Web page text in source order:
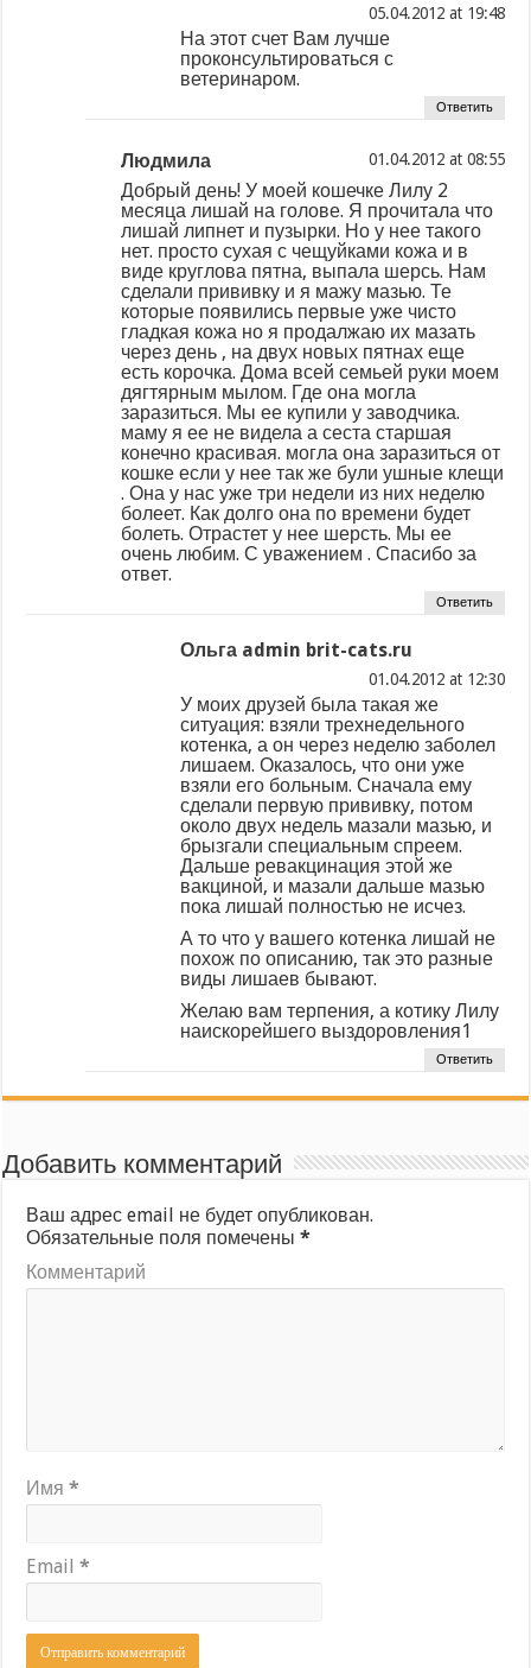
at
На этот счет Вам лучше
проконсультироваться с
ветеринаром.
Ответить
Людмила at
Добрый день! У моей кошечке Лилу 2
месяца лишай на голове. Я прочитала что
лишай липнет и пузырки. Но у нее такого
нет. просто сухая с чещуйками кожа и в
виде круглова пятна, выпала шерсь. Нам
сделали прививку и я мажу мазью. Те
которые появились первые уже чисто
гладкая кожа но я продалжаю их мазать
через день , на двух новых пятнах еще
есть корочка. Дома всей семьей руки моем
дягтярным мылом. Где она могла
заразиться. Мы ее купили у заводчика.
маму я ее не видела а сеста старшая
конечно красивая. могла она заразиться от
кошке если у нее так же були ушные клещи
. Она у нас уже три недели из них неделю
болеет. Как долго она по времени будет
болеть. Отрастет у нее шерсть. Мы ее
очень любим. С уважением . Спасибо за
ответ.
Ответить
Ольга admin brit-cats.ru
at
У моих друзей была такая же
ситуация: взяли трехнедельного
котенка, а он через неделю заболел
лишаем. Оказалось, что они уже
взяли его больным. Сначала ему
сделали первую прививку, потом
около двух недель мазали мазью, и
брызгали специальным спреем.
Дальше ревакцинация этой же
вакциной, и мазали дальше мазью
пока лишай полностью не исчез.
А то что у вашего котенка лишай не
похож по описанию, так это разные
виды лишаев бывают.
Желаю вам терпения, а котику Лилу
наискорейшего выздоровления1
Ответить
Добавить комментарий
Ваш адрес email не будет опубликован.
Обязательные поля помечены*
Комментарий
Имя*
Email*